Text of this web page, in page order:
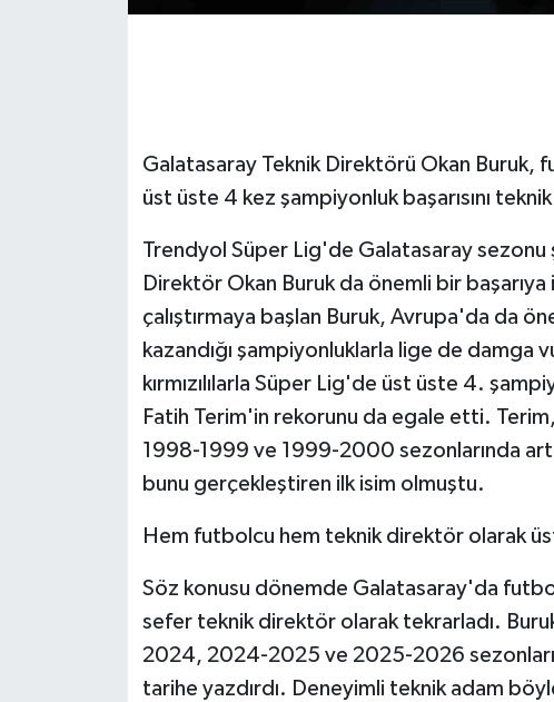
Galatasaray Teknik Direktörü Okan Buruk,
üst üste 4 kez şampiyonluk başarısını
Trendyol Süper Lig'de Galatasaray
Direktör Okan Buruk da önemli bir başarıya
çalıştırmaya başlan Buruk, Avrupa'da da
kazandığı şampiyonluklarla lige de damga
kırmızılılarla Süper Lig'de üst üste 4.
Fatih Terim'in rekorunu da egale etti.
1998-1999 ve 1999-2000 sezonlarında
bunu gerçekleştiren ilk isim olmuştu.
Hem futbolcu hem teknik direktör olarak
Söz konusu dönemde Galatasaray'da
sefer teknik direktör olarak tekrarladı.
2024, 2024-2025 ve 2025-2026
tarihe yazdırdı. Deneyimli teknik adam
Jandarma
Otomobil